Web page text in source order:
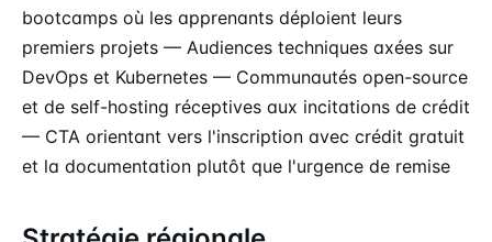
bootcamps où les apprenants déploient leurs
premiers projets — Audiences techniques axées sur
DevOps et Kubernetes — Communautés open-source
et de self-hosting réceptives aux incitations de crédit
— CTA orientant vers l'inscription avec crédit gratuit
et la documentation plutôt que l'urgence de remise